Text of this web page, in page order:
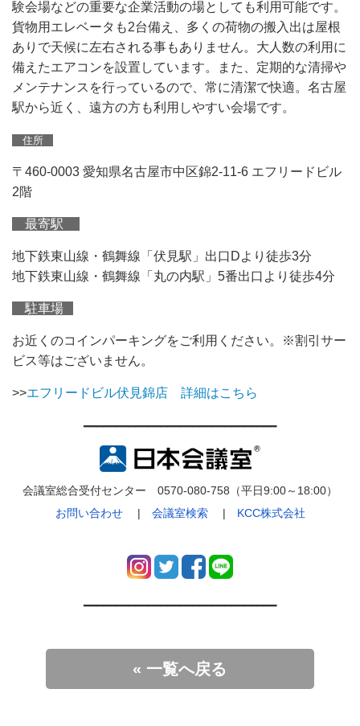
験会場などの重要な企業活動の場としても利用可能です。
貨物用エレベータも2台備え、多くの荷物の搬入出は屋根
ありで天候に左右される事もありません。大人数の利用に
備えたエアコンを設置しています。また、定期的な清掃や
メンテナンスを行っているので、常に清潔で快適。名古屋
駅から近く、遠方の方も利用しやすい会場です。
住所
〒460-0003 愛知県名古屋市中区錦2-11-6 エフリードビル
2階
最寄駅
地下鉄東山線・鶴舞線「伏見駅」出口Dより徒歩3分
地下鉄東山線・鶴舞線「丸の内駅」5番出口より徒歩4分
駐車場
お近くのコインパーキングをご利用ください。※割引サー
ビス等はございません。
>>エフリードビル伏見錦店 詳細はこちら
━━━━━━━━━━━━━━━━━━━━━━━━━━━━━━
会議室総合受付センター 0570-080-758（平日9:00～18:00）
お問い合わせ| 会議室検索| KCC株式会社
━━━━━━━━━━━━━━━━━━━━━━━━━━━━━━
« 一覧へ戻る